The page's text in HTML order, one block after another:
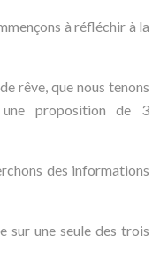
à réfléchir à la
rêve, que nous tenons
proposition de 3
des informations
sur une seule des trois